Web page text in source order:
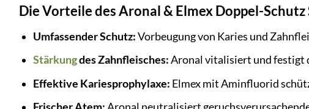
Die Vorteile des Aronal & Elmex Doppel-
Umfassender Schutz:Vorbeugung von Karies und
Stärkungdes Zahnfleisches:Aronal vitalisiert und festigt
Effektive Kariesprophylaxe: Elmex mit Aminfluorid